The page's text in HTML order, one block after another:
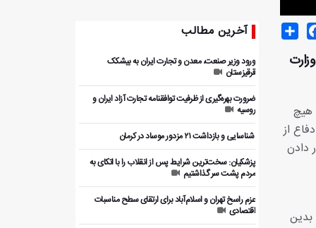
Share
هیچ
از
دادن
بدین
آخرین مطالب
ورود وزیر صنعت، معدن و تجارت ایران به بیشکک
قرقیزستان
ضرورت بهره‌گیری از ظرفیت توافقنامه تجارت آزاد ایران و
روسیه
️ شناسایی و بازداشت ۲۱ مزدور موساد در کرمان
پزشکیان: سخت‌ترین شرایط پس از انقلاب را با اتکای به
مردم پشت سر گذاشتیم
عزم راسخ تهران و اسلام‌آباد برای ارتقای سطح مناسبات
اقتصادی